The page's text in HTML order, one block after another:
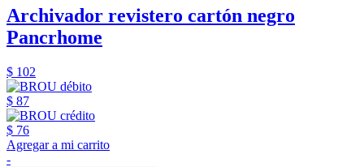
Archivador revistero cartón negro
Pancrhome
$ 102
$ 87
$ 76
Agregar a mi carrito
-